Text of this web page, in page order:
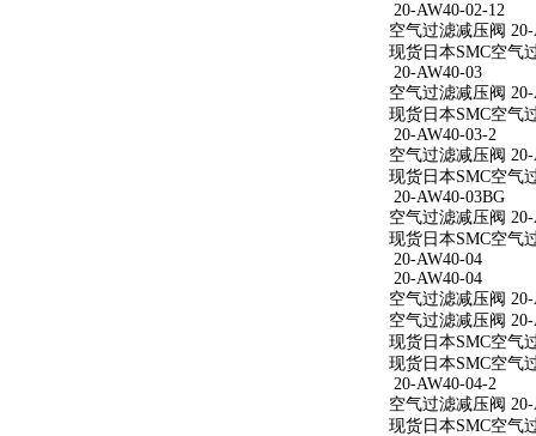
20-AW40-02-12
空气过滤减压阀 20-
现货日本SMC空气
20-AW40-03
空气过滤减压阀 20-
现货日本SMC空气
20-AW40-03-2
空气过滤减压阀
现货日本SMC空气
20-AW40-03BG
空气过滤减压阀 20-
现货日本SMC空气
20-AW40-04
20-AW40-04
空气过滤减压阀 20-
空气过滤减压阀 20-
现货日本SMC空气
现货日本SMC空气
20-AW40-04-2
空气过滤减压阀
现货日本SMC空气